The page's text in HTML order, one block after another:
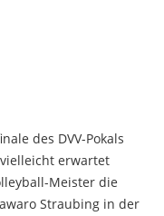
des DVV-Pokals
erwartet
Meister die
Straubing in der